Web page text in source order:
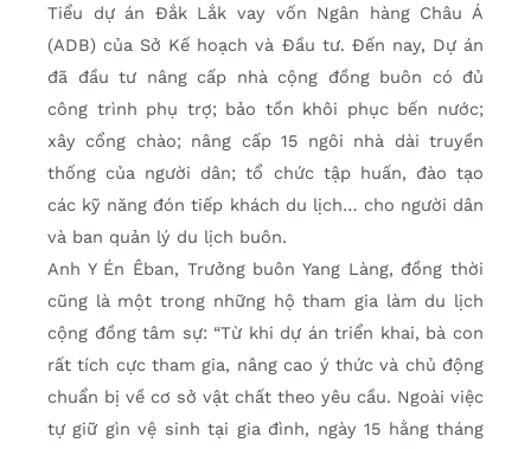
Tiểu dự án Đắk Lắk vay vốn Ngân hàng Châu Á
(ADB) của Sở Kế hoạch và Đầu tư. Đến nay, Dự án
đã đầu tư nâng cấp nhà cộng đồng buôn có đủ
công trình phụ trợ; bảo tồn khôi phục bến nước;
xây cổng chào; nâng cấp 15 ngôi nhà dài truyền
thống của người dân; tổ chức tập huấn, đào tạo
các kỹ năng đón tiếp khách du lịch… cho người dân
và ban quản lý du lịch buôn.
Anh Y Én Êban, Trưởng buôn Yang Làng, đồng thời
cũng là một trong những hộ tham gia làm du lịch
cộng đồng tâm sự: “Từ khi dự án triển khai, bà con
rất tích cực tham gia, nâng cao ý thức và chủ động
chuẩn bị về cơ sở vật chất theo yêu cầu. Ngoài việc
tự giữ gìn vệ sinh tại gia đình, ngày 15 hằng tháng